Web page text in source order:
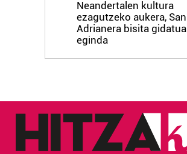
Neandertalen kultura
ezagutzeko aukera, San
Adrianera bisita gidatua
eginda